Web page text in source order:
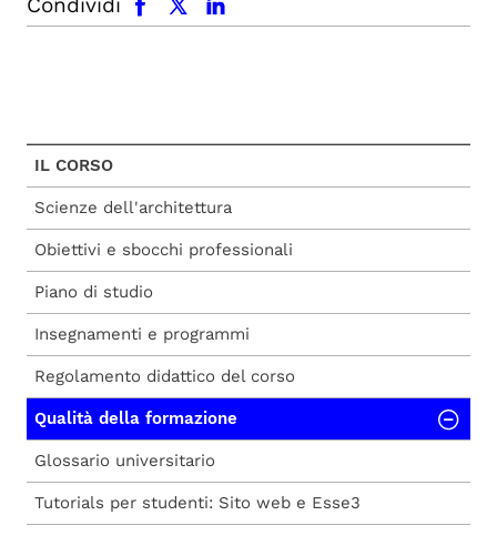
IL CORSO
Scienze dell'architettura
Obiettivi e sbocchi professionali
Piano di studio
Insegnamenti e programmi
Regolamento didattico del corso
Qualità della formazione
Glossario universitario
Tutorials per studenti: Sito web e Esse3